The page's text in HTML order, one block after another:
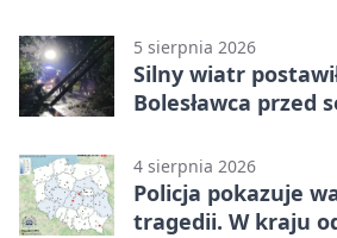
5 sierpnia 2026
Silny wiatr
Bolesławca przed
4 sierpnia 2026
Policja pokazuje
tragedii. W kraju